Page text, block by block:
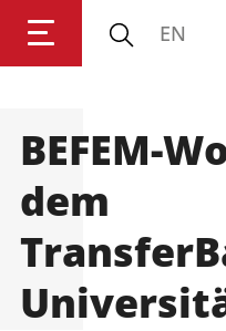
Forschung
Studium
Transfer
EN
BEFEM-
dem